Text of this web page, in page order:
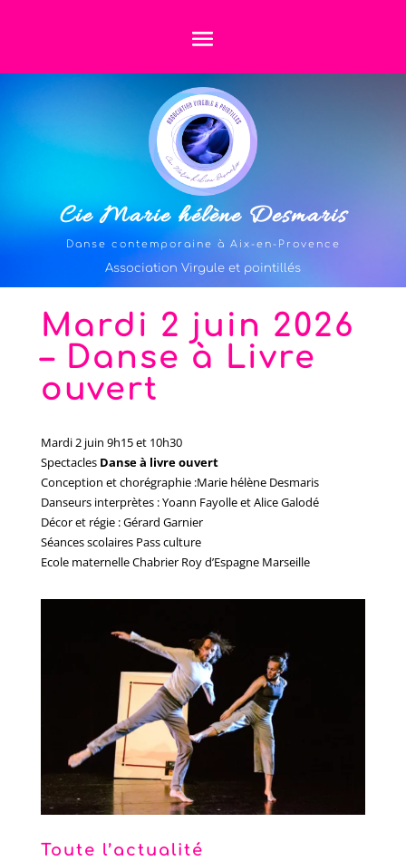
Cie Marie hélène Desmaris
Danse contemporaine à Aix-en-Provence
Association Virgule et pointillés
Mardi 2 juin 2026
– Danse à Livre
ouvert
Mardi 2 juin 9h15 et 10h30
Spectacles Danse à livre ouvert
Conception et chorégraphie :Marie hélène Desmaris
Danseurs interprètes : Yoann Fayolle et Alice Galodé
Décor et régie : Gérard Garnier
Séances scolaires Pass culture
Ecole maternelle Chabrier Roy d’Espagne Marseille
Toute l’actualité